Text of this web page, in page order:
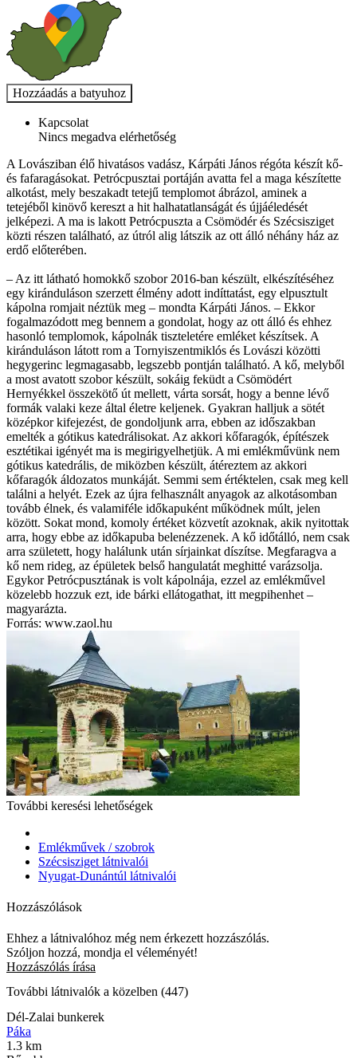
Kapcsolat
Nincs megadva elérhetőség
A Lovásziban élő hivatásos vadász, Kárpáti János régóta készít kő-
és fafaragásokat. Petrócpusztai portáján avatta fel a maga készítette
alkotást, mely beszakadt tetejű templomot ábrázol, aminek a
tetejéből kinövő kereszt a hit halhatatlanságát és újjáéledését
jelképezi. A ma is lakott Petrócpuszta a Csömödér és Szécsisziget
közti részen található, az útról alig látszik az ott álló néhány ház az
erdő előterében.
– Az itt látható homokkő szobor 2016-ban készült, elkészítéséhez
egy kiránduláson szerzett élmény adott indíttatást, egy elpusztult
kápolna romjait néztük meg – mondta Kárpáti János. – Ekkor
fogalmazódott meg bennem a gondolat, hogy az ott álló és ehhez
hasonló templomok, kápolnák tiszteletére emléket készítsek. A
kiránduláson látott rom a Tornyiszentmiklós és Lovászi közötti
hegygerinc legmagasabb, legszebb pontján található. A kő, melyből
a most avatott szobor készült, sokáig feküdt a Csömödért
Hernyékkel összekötő út mellett, várta sorsát, hogy a benne lévő
formák valaki keze által életre keljenek. Gyakran halljuk a sötét
középkor kifejezést, de gondoljunk arra, ebben az időszakban
emelték a gótikus katedrálisokat. Az akkori kőfaragók, építészek
esztétikai igényét ma is megirigyelhetjük. A mi emlékművünk nem
gótikus katedrális, de miközben készült, átéreztem az akkori
kőfaragók áldozatos munkáját. Semmi sem értéktelen, csak meg kell
találni a helyét. Ezek az újra felhasznált anyagok az alkotásomban
tovább élnek, és valamiféle időkapuként működnek múlt, jelen
között. Sokat mond, komoly értéket közvetít azoknak, akik nyitottak
arra, hogy ebbe az időkapuba belenézzenek. A kő időtálló, nem csak
arra született, hogy halálunk után sírjainkat díszítse. Megfaragva a
kő nem rideg, az épületek belső hangulatát meghitté varázsolja.
Egykor Petrócpusztának is volt kápolnája, ezzel az emlékművel
közelebb hozzuk ezt, ide bárki ellátogathat, itt megpihenhet –
magyarázta.
Forrás: www.zaol.hu
További keresési lehetőségek
Emlékművek / szobrok
Szécsisziget látnivalói
Nyugat-Dunántúl látnivalói
Hozzászólások
Ehhez a látnivalóhoz még nem érkezett hozzászólás.
Szóljon hozzá, mondja el véleményét!
Hozzászólás írása
További látnivalók a közelben (447)
Dél-Zalai bunkerek
Páka
1.3 km